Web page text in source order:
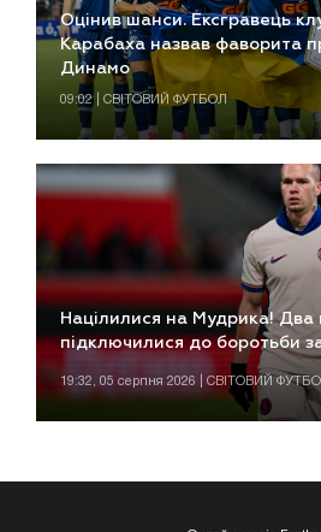
Оцінив шанси. Ексгравець
Карабаха назвав фаворита
Динамо
09:02 | СВІТОВИЙ ФУТБОЛ
Націлилися на Мудрика! Два
підключилися до боротьби
19:32, 05 серпня 2026 | СВІТОВИЙ